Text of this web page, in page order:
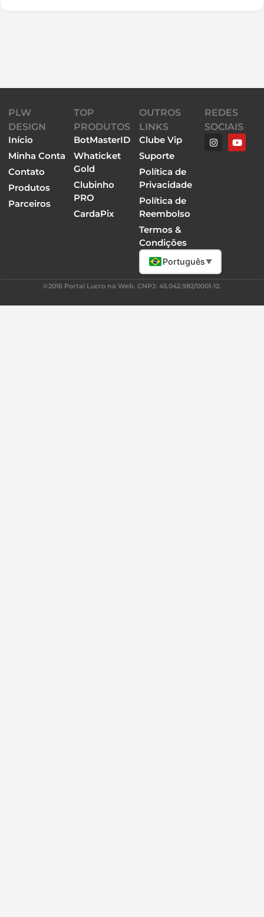
PLW
DESIGN
Início
Minha Conta
Contato
Produtos
Parceiros
TOP
PRODUTOS
BotMasterID
Whaticket
Gold
Clubinho
PRO
CardaPix
OUTROS
LINKS
Clube Vip
Suporte
Política de
Privacidade
Política de
Reembolso
Termos &
Condições
Português ▼
REDES
SOCIAIS
©2016 Portal Lucro na Web. CNPJ: 45.042.982/0001-12.